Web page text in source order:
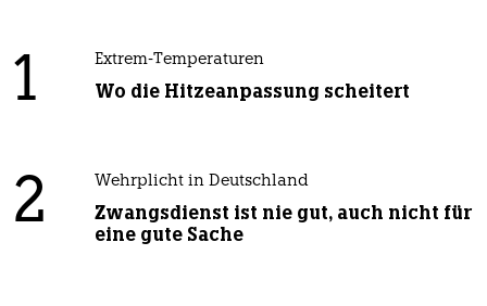
1 Extrem-Temperaturen
Wo die Hitzeanpassung scheitert
2 Wehrplicht in Deutschland
Zwangsdienst ist nie gut, auch nicht für
eine gute Sache